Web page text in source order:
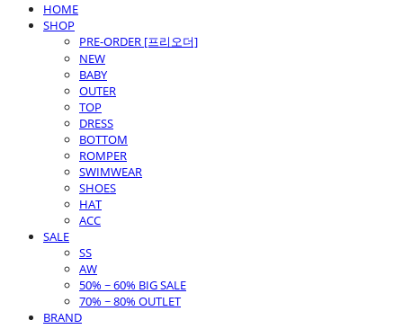
HOME
SHOP
PRE-ORDER [프리오더]
NEW
BABY
OUTER
TOP
DRESS
BOTTOM
ROMPER
SWIMWEAR
SHOES
HAT
ACC
SALE
SS
AW
50% ~ 60% BIG SALE
70% ~ 80% OUTLET
BRAND